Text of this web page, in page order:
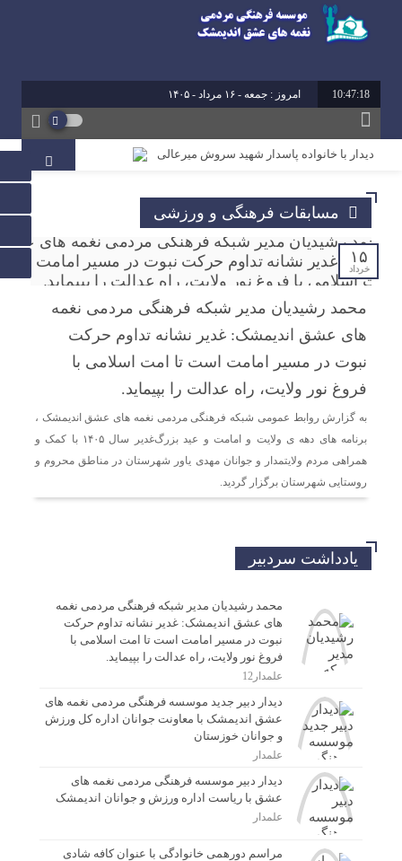
10:47:18 امروز : جمعه - ۱۶ مرداد - ۱۴۰۵
برابر با : Friday - 7 August - 2026
دیدار با خانواده پاسدار شهید سروش میرعالی
محمد رشیدیان مدیر شبکه فرهنگی مردمی نغمه های عشق
اندیمشک: غدیر نشانه تداوم حرکت نبوت در مسیر امامت
است تا امت اسلامی با فروغ نور ولایت، راه عدالت را بپیماید.
برگزاری کارگاه کارآفرینی اجتماعی و راه اندازی پروژه های
کوچک و موثر در موسسه فرهنگی مردمی نغمه های عشق
اندیمشک
دیدار دبیر جدید موسسه فرهنگی مردمی نغمه های عشق
خوزستان
دیدار دبیر موسسه فرهنگی مردمی نغمه های عشق با ریاست
اداره ورزش و جوانان اندیمشک
مراسم دورهمی خانوادگی با عنوان کافه شادی مهدوی به
مناسبت نیمه شعبان و دهه فجر و هفته ی جوان در اندیمشک
مراسم جشن ولادت امام زمان (عج) و جشن فجر انقلاب
اسلامی و هفته ی جوان در اندیمشک برگزار شد.
تشریح برنامه های دهه مهدویت شبکه فرهنگی مردمی نغمه
های عشق اندیمشک
مسابقات فرهنگی و ورزشی
۱۵
خرداد
محمد رشیدیان مدیر شبکه فرهنگی مردمی نغمه
های عشق اندیمشک: غدیر نشانه تداوم حرکت
نبوت در مسیر امامت است تا امت اسلامی با
فروغ نور ولایت، راه عدالت را بپیماید.
به گزارش روابط عمومی شبکه فرهنگی مردمی نغمه های عشق اندیمشک ،
برنامه های دهه ی ولایت و امامت و عید بزرگ‌غدیر سال ۱۴۰۵ با کمک و
همراهی مردم ولایتمدار و جوانان مهدی یاور شهرستان در مناطق محروم و
روستایی شهرستان برگزار گردید.
یادداشت سردبیر
محمد رشیدیان مدیر شبکه فرهنگی مردمی نغمه
های عشق اندیمشک: غدیر نشانه تداوم حرکت
نبوت در مسیر امامت است تا امت اسلامی با
فروغ نور ولایت، راه عدالت را بپیماید.
علمدار12
دیدار دبیر جدید موسسه فرهنگی مردمی نغمه های
عشق اندیمشک با معاونت جوانان اداره کل ورزش
و جوانان خوزستان
علمدار
دیدار دبیر موسسه فرهنگی مردمی نغمه های
عشق با ریاست اداره ورزش و جوانان اندیمشک
علمدار
مراسم دورهمی خانوادگی با عنوان کافه شادی